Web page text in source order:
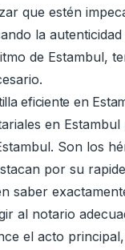
que estén
la
de Estambul,
eficiente en
en
Son los
por su
saber
al notario
el acto